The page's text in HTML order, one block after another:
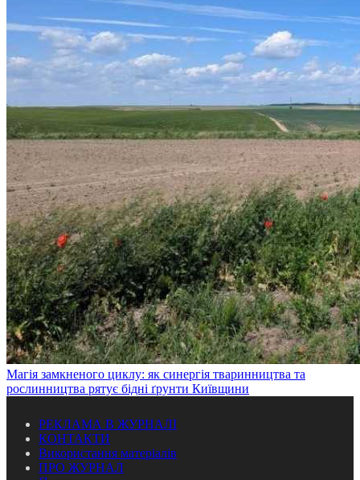
Магія замкненого циклу: як синергія тваринництва та
рослинництва рятує бідні ґрунти Київщини
РЕКЛАМА В ЖУРНАЛІ
КОНТАКТИ
Використання матеріалів
ПРО ЖУРНАЛ